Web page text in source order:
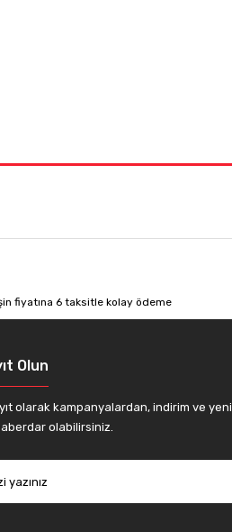
Olun
olarak kampanyalardan, indirim ve yeni
olabilirsiniz.